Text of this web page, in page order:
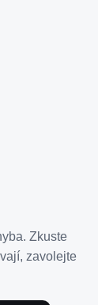
Zkuste
zavolejte